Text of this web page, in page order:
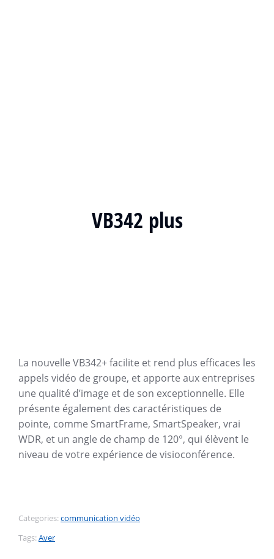
VB342 plus
La nouvelle VB342+ facilite et rend plus efficaces les
appels vidéo de groupe, et apporte aux entreprises
une qualité d’image et de son exceptionnelle. Elle
présente également des caractéristiques de
pointe, comme SmartFrame, SmartSpeaker, vrai
WDR, et un angle de champ de 120°, qui élèvent le
niveau de votre expérience de visioconférence.
Categories:communication vidéo
Tags:Aver